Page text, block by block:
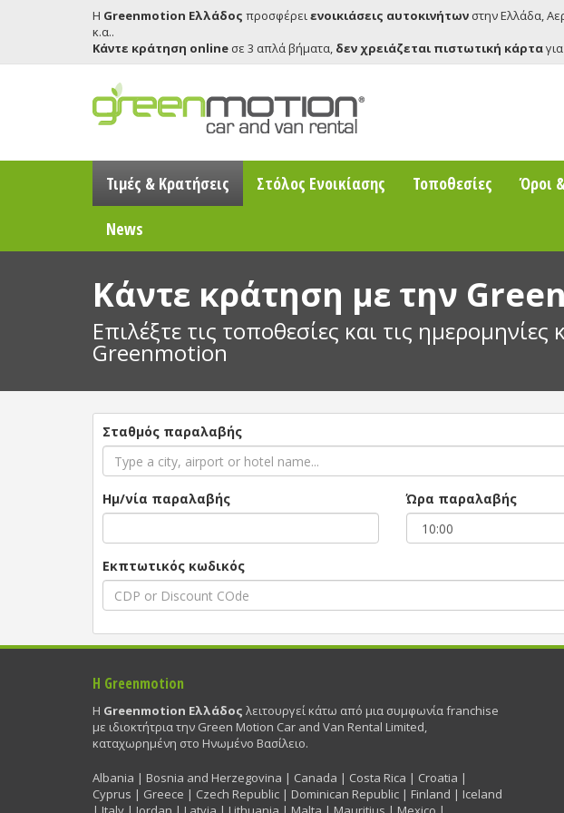
Η Greenmotion Ελλάδος προσφέρειενοικιάσεις αυτοκινήτων στην Ελλάδα,
κ.α..
Κάντε κράτηση online σε 3 απλά βήματα, δεν χρειάζεται πιστωτική κάρτα
Τιμές & Κρατήσεις Στόλος Ενοικίασης Τοποθεσίες Όροι
News
Κάντε κράτηση με την
Επιλέξτε τις τοποθεσίες και τις
Greenmotion
Σταθμός παραλαβής
Ημ/νία παραλαβής Ώρα παραλαβής
Εκπτωτικός κωδικός
Η Greenmotion
Η Greenmotion Ελλάδος λειτουργεί κάτω από μια συμφωνία franchise
με ιδιοκτήτρια την Green Motion Car and Van Rental Limited,
καταχωρημένη στο Ηνωμένο Βασίλειο.
Albania | Bosnia and Herzegovina | Canada | Costa Rica | Croatia |
Cyprus | Greece | Czech Republic | Dominican Republic | Finland | Iceland